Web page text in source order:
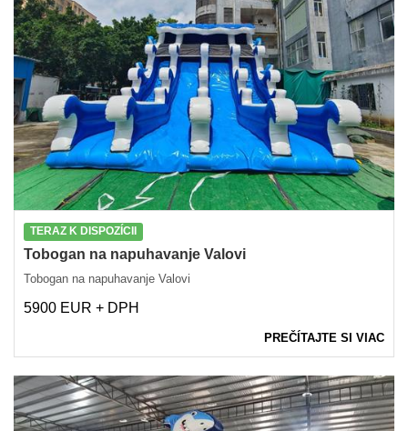
TERAZ K DISPOZÍCII
Tobogan na napuhavanje Valovi
Tobogan na napuhavanje Valovi
5900 EUR + DPH
PREČÍTAJTE SI VIAC